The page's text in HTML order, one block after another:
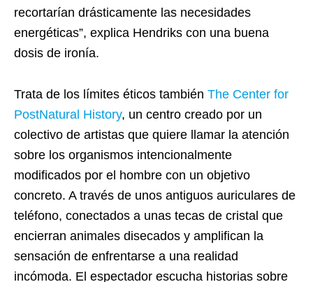
recortarían drásticamente las necesidades
energéticas”, explica Hendriks con una buena
dosis de ironía.
Trata de los límites éticos también The Center for
PostNatural History, un centro creado por un
colectivo de artistas que quiere llamar la atención
sobre los organismos intencionalmente
modificados por el hombre con un objetivo
concreto. A través de unos antiguos auriculares de
teléfono, conectados a unas tecas de cristal que
encierran animales disecados y amplifican la
sensación de enfrentarse a una realidad
incómoda. El espectador escucha historias sobre